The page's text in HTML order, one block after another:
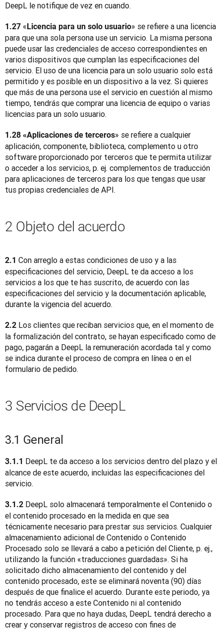
DeepL le notifique de vez en cuando.
1.27 «Licencia para un solo usuario» se refiere a una licencia
para que una sola persona use un servicio. La misma persona
puede usar las credenciales de acceso correspondientes en
varios dispositivos que cumplan las especificaciones del
servicio. El uso de una licencia para un solo usuario solo está
permitido y es posible en un dispositivo a la vez. Si quieres
que más de una persona use el servicio en cuestión al mismo
tiempo, tendrás que comprar una licencia de equipo o varias
licencias para un solo usuario.
1.28 «Aplicaciones de terceros» se refiere a cualquier
aplicación, componente, biblioteca, complemento u otro
software proporcionado por terceros que te permita utilizar
o acceder a los servicios, p. ej. complementos de traducción
para aplicaciones de terceros para los que tengas que usar
tus propias credenciales de API.
2 Objeto del acuerdo
2.1 Con arreglo a estas condiciones de uso y a las
especificaciones del servicio, DeepL te da acceso a los
servicios a los que te has suscrito, de acuerdo con las
especificaciones del servicio y la documentación aplicable,
durante la vigencia del acuerdo.
2.2 Los clientes que reciban servicios que, en el momento de
la formalización del contrato, se hayan especificado como de
pago, pagarán a DeepL la remuneración acordada tal y como
se indica durante el proceso de compra en línea o en el
formulario de pedido.
3 Servicios de DeepL
3.1 General
3.1.1 DeepL te da acceso a los servicios dentro del plazo y el
alcance de este acuerdo, incluidas las especificaciones del
servicio.
3.1.2 DeepL solo almacenará temporalmente el Contenido o
el contenido procesado en la medida en que sea
técnicamente necesario para prestar sus servicios. Cualquier
almacenamiento adicional de Contenido o Contenido
Procesado solo se llevará a cabo a petición del Cliente, p. ej.,
utilizando la función «traducciones guardadas». Si ha
solicitado dicho almacenamiento del contenido y del
contenido procesado, este se eliminará noventa (90) días
después de que finalice el acuerdo. Durante este periodo, ya
no tendrás acceso a este Contenido ni al contenido
procesado. Para que no haya dudas, DeepL tendrá derecho a
crear y conservar registros de acceso con fines de